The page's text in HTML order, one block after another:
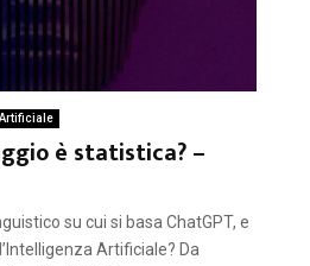
è statistica? –
su cui si basa ChatGPT, e
Artificiale? Da